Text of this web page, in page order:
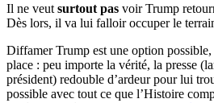
Il ne veut surtout pas voir Trump
Dès lors, il va lui falloir occuper le
Diffamer Trump est une option possible,
place : peu importe la vérité, la presse
président) redouble d’ardeur pour lui
possible avec tout ce que l’Histoire